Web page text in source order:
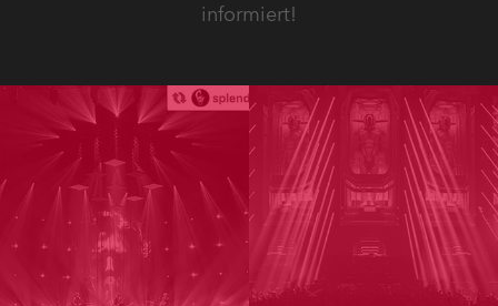
informiert!